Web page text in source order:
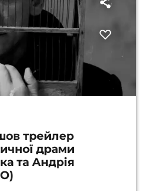
трейлер
драми
та Андрія